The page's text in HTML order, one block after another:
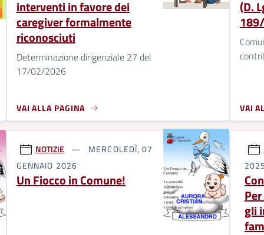
interventi in favore dei
caregiver formalmente
riconosciuti
Determinazione dirigenziale 27 del
17/02/2026
VAI ALLA PAGINA
(D.
VAI
NOTIZIE
MERCOLEDÌ, 07
GENNAIO 2026
Un Fiocco in Comune!
gli